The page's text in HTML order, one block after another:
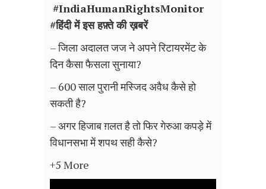
#IndiaHumanRightsMonitor
#हिंदी में इस हफ़्ते की ख़बरें
– जिला अदालत जज ने अपने रिटायरमेंट के
दिन कैसा फैसला सुनाया?
– 600 साल पुरानी मस्जिद अवैध कैसे हो
सकती है?
– अगर हिजाब ग़लत है तो फिर गेरुआ कपड़े में
विधानसभा में शपथ सही कैसे?
+5 More